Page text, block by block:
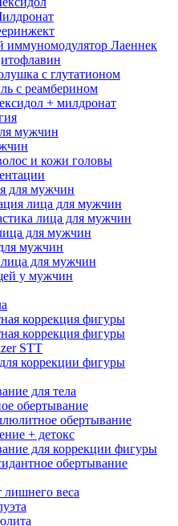
иммуномодулятор Лаеннек
с глутатионом
с реамберином
+ милдронат
мужчин
и кожи головы
для мужчин
лица для мужчин
лица для мужчин
для мужчин
мужчин
для мужчин
у мужчин
коррекция фигуры
коррекция фигуры
STT
коррекции фигуры
для тела
обертывание
обертывание
+ детокс
для коррекции фигуры
обертывание
лишнего веса